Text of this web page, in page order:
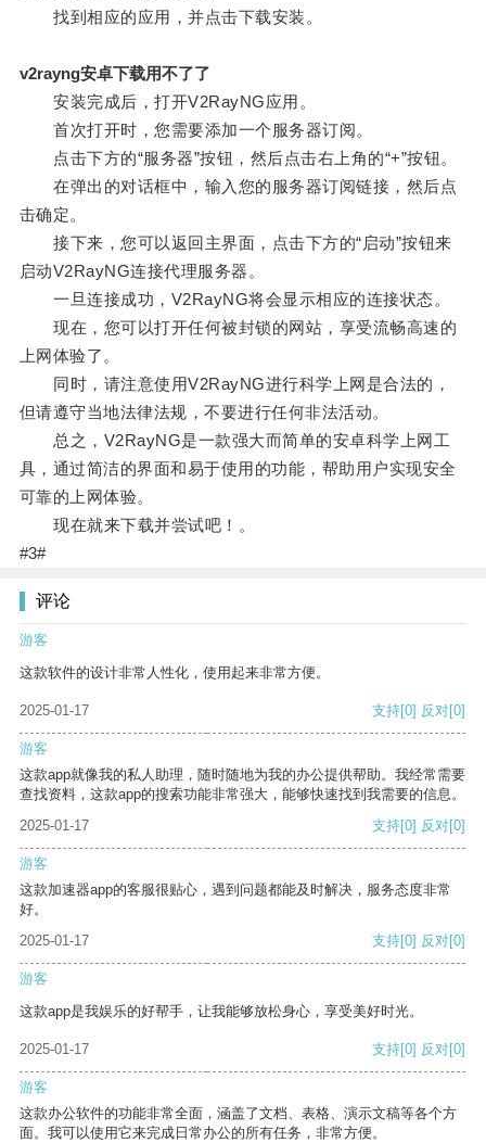
找到相应的应用，并点击下载安装。
v2rayng安卓下载用不了了
安装完成后，打开V2RayNG应用。
首次打开时，您需要添加一个服务器订阅。
点击下方的“服务器”按钮，然后点击右上角的“+”按钮。
在弹出的对话框中，输入您的服务器订阅链接，然后点
击确定。
接下来，您可以返回主界面，点击下方的“启动”按钮来
启动V2RayNG连接代理服务器。
一旦连接成功，V2RayNG将会显示相应的连接状态。
现在，您可以打开任何被封锁的网站，享受流畅高速的
上网体验了。
同时，请注意使用V2RayNG进行科学上网是合法的，
但请遵守当地法律法规，不要进行任何非法活动。
总之，V2RayNG是一款强大而简单的安卓科学上网工
具，通过简洁的界面和易于使用的功能，帮助用户实现安全
可靠的上网体验。
现在就来下载并尝试吧！。
#3#
评论
游客
这款软件的设计非常人性化，使用起来非常方便。
2025-01-17 支持[0] 反对[0]
游客
这款app就像我的私人助理，随时随地为我的办公提供帮助。我经常需要
查找资料，这款app的搜索功能非常强大，能够快速找到我需要的信息。
2025-01-17
支持[0] 反对[0]
游客
这款加速器app的客服很贴心，遇到问题都能及时解决，服务态度非常
好。
2025-01-17
支持[0] 反对[0]
游客
这款app是我娱乐的好帮手，让我能够放松身心，享受美好时光。
2025-01-17 支持[0] 反对[0]
游客
这款办公软件的功能非常全面，涵盖了文档、表格、演示文稿等各个方
面。我可以使用它来完成日常办公的所有任务，非常方便。